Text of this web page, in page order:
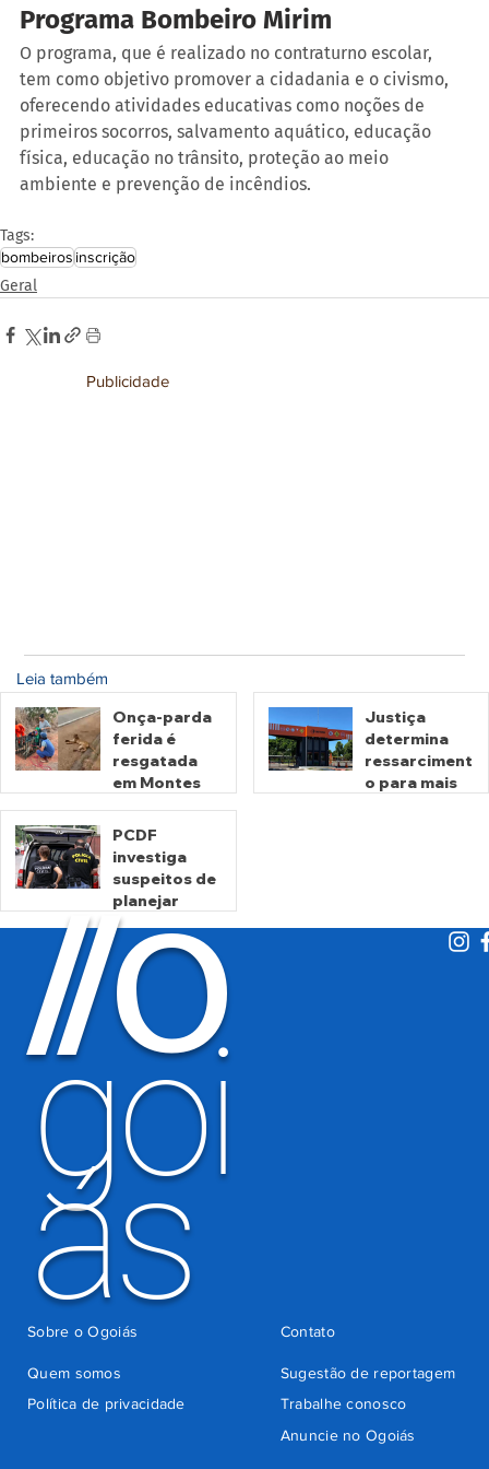
Programa Bombeiro Mirim
O programa, que é realizado no contraturno escolar,
tem como objetivo promover a cidadania e o civismo,
oferecendo atividades educativas como noções de
primeiros socorros, salvamento aquático, educação
física, educação no trânsito, proteção ao meio
ambiente e prevenção de incêndios.
Tags:
bombeiros inscrição
Geral
Publicidade
Leia também
Onça-parda
ferida é
resgatada
em Montes
Goiás
há 20 horas
Justiça
determina
ressarciment
o para mais
PCDF
investiga
suspeitos de
planejar
atentados no
período
eleitoral
há 3 dias
//O
goi
ás
Quem somos
Sugestão de reportagem
Trabalhe conosco
Política de privacidade
Anuncie no Ogoiás
Contato
Sobre o Ogoiás